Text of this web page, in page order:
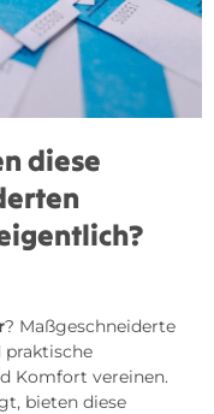
diese
? Maßgeschneiderte
praktische
Komfort vereinen.
bieten diese